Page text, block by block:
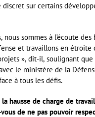
discret sur certains
nous sommes à l’écoute des
et travaillons en étroite
», dit-il, soulignant que
le ministère de la
à tous les défis.
la hausse de charge de
de ne pas pouvoir